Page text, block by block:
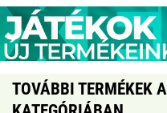
TOVÁBBI TERMÉKEK